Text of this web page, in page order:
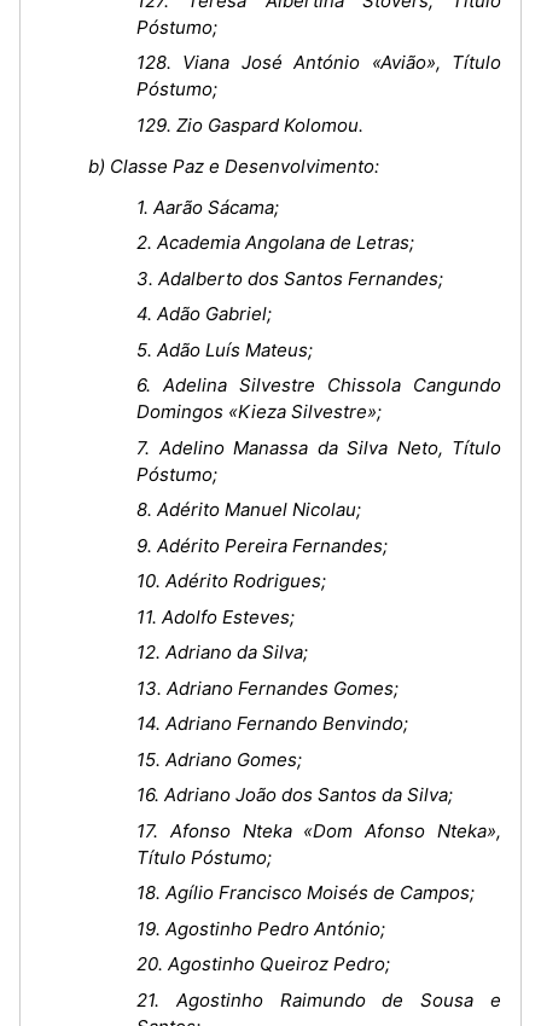
Póstumo;
128. Viana José António «Avião», Título
Póstumo;
129. Zio Gaspard Kolomou.
b) Classe Paz e Desenvolvimento:
1. Aarão Sácama;
2. Academia Angolana de Letras;
3. Adalberto dos Santos Fernandes;
4. Adão Gabriel;
5. Adão Luís Mateus;
6. Adelina Silvestre Chissola Cangundo
Domingos «Kieza Silvestre»;
7. Adelino Manassa da Silva Neto, Título
Póstumo;
8. Adérito Manuel Nicolau;
9. Adérito Pereira Fernandes;
10. Adérito Rodrigues;
11. Adolfo Esteves;
12. Adriano da Silva;
13. Adriano Fernandes Gomes;
14. Adriano Fernando Benvindo;
15. Adriano Gomes;
16. Adriano João dos Santos da Silva;
17. Afonso Nteka «Dom Afonso Nteka»,
Título Póstumo;
18. Agílio Francisco Moisés de Campos;
19. Agostinho Pedro António;
20. Agostinho Queiroz Pedro;
21. Agostinho Raimundo de Sousa e